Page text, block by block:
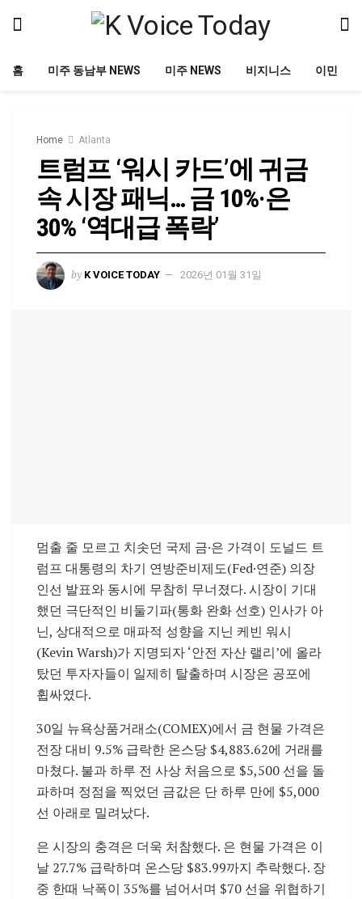
홈 미주 동남부 NEWS 미주 NEWS 비지니스 이민
Home Atlanta
트럼프 ‘워시 카드’에 귀금
속 시장 패닉… 금 10%·은
30% ‘역대급 폭락’
by K VOICE TODAY 2026년 01월 31일
멈출 줄 모르고 치솟던 국제 금·은 가격이 도널드 트
럼프 대통령의 차기 연방준비제도(Fed·연준) 의장
인선 발표와 동시에 무참히 무너졌다. 시장이 기대
했던 극단적인 비둘기파(통화 완화 선호) 인사가 아
닌, 상대적으로 매파적 성향을 지닌 케빈 워시
(Kevin Warsh)가 지명되자 ‘안전 자산 랠리’에 올라
탔던 투자자들이 일제히 탈출하며 시장은 공포에
휩싸였다.
30일 뉴욕상품거래소(COMEX)에서 금 현물 가격은
전장 대비 9.5% 급락한 온스당 $4,883.62에 거래를
마쳤다. 불과 하루 전 사상 처음으로 $5,500 선을 돌
파하며 정점을 찍었던 금값은 단 하루 만에 $5,000
선 아래로 밀려났다.
은 시장의 충격은 더욱 처참했다. 은 현물 가격은 이
날 27.7% 급락하며 온스당 $83.99까지 추락했다. 장
중 한때 낙폭이 35%를 넘어서며 $70 선을 위협하기